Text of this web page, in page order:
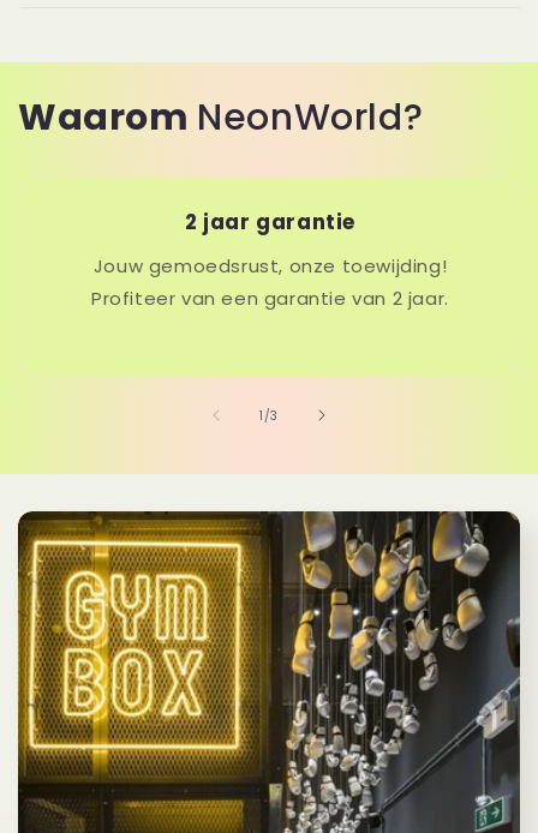
Waarom NeonWorld?
2 jaar garantie
Jouw gemoedsrust, onze toewijding!
Profiteer van een garantie van 2 jaar.
1 /van
3